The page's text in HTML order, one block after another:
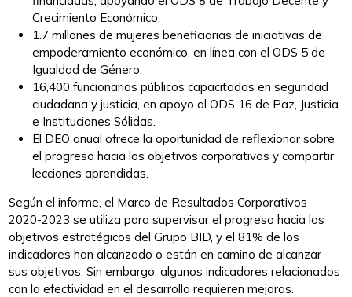
Crecimiento Económico.
1.7 millones de mujeres beneficiarias de iniciativas de
empoderamiento económico, en línea con el ODS 5 de
Igualdad de Género.
16,400 funcionarios públicos capacitados en seguridad
ciudadana y justicia, en apoyo al ODS 16 de Paz, Justicia
e Instituciones Sólidas.
El DEO anual ofrece la oportunidad de reflexionar sobre
el progreso hacia los objetivos corporativos y compartir
lecciones aprendidas.
Según el informe, el Marco de Resultados Corporativos
2020-2023 se utiliza para supervisar el progreso hacia los
objetivos estratégicos del Grupo BID, y el 81% de los
indicadores han alcanzado o están en camino de alcanzar
sus objetivos. Sin embargo, algunos indicadores relacionados
con la efectividad en el desarrollo requieren mejoras.